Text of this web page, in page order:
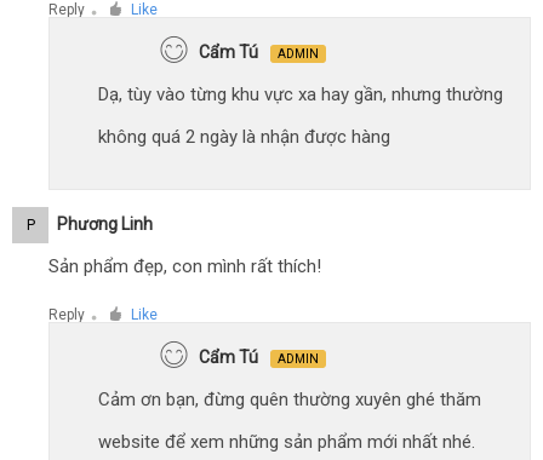
Reply ● Like
Cẩm Tú ADMIN
Dạ, tùy vào từng khu vực xa hay gần, nhưng thường
không quá 2 ngày là nhận được hàng
P Phương Linh
Sản phẩm đẹp, con mình rất thích!
Reply ● Like
Cẩm Tú ADMIN
Cảm ơn bạn, đừng quên thường xuyên ghé thăm
website để xem những sản phẩm mới nhất nhé.